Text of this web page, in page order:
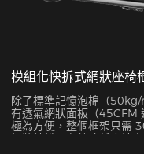
模組化快拆式網狀座椅
除了標準記憶泡棉（
有透氣網狀面板（45CFM
極為方便，整個框架只需
網狀結構可有效降低座椅